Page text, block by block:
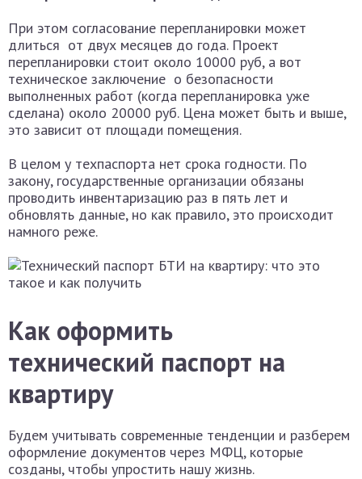
При этом согласование перепланировки может
длиться от двух месяцев до года. Проект
перепланировки стоит около 10000 руб, а вот
техническое заключение о безопасности
выполненных работ (когда перепланировка уже
сделана) около 20000 руб. Цена может быть и выше,
это зависит от площади помещения.
В целом у техпаспорта нет срока годности. По
закону, государственные организации обязаны
проводить инвентаризацию раз в пять лет и
обновлять данные, но как правило, это происходит
намного реже.
Как оформить
технический паспорт на
квартиру
Будем учитывать современные тенденции и разберем
оформление документов через МФЦ, которые
созданы, чтобы упростить нашу жизнь.